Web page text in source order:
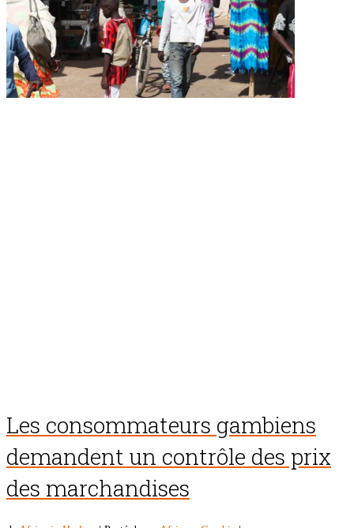
Les consommateurs gambiens
demandent un contrôle des prix
des marchandises